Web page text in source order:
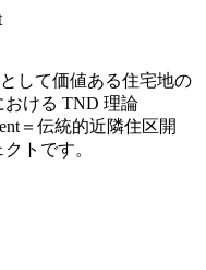
して価値ある住宅地の
ける TND 理論
＝伝統的近隣住区開
トです。